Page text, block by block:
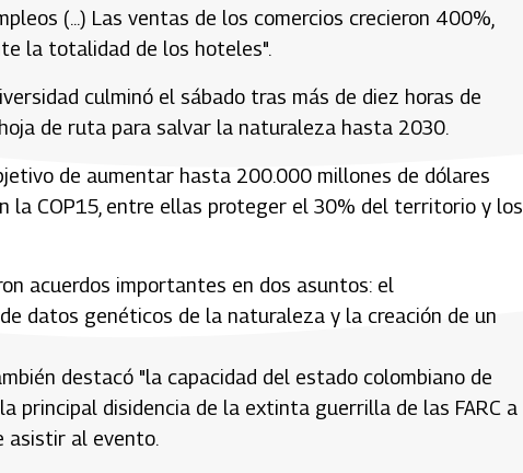
(...) Las ventas de los comercios crecieron 400%,
la totalidad de los hoteles".
culminó el sábado tras más de diez horas de
de ruta para salvar la naturaleza hasta 2030.
de aumentar hasta 200.000 millones de dólares
la COP15, entre ellas proteger el 30% del territorio y los
acuerdos importantes en dos asuntos: el
datos genéticos de la naturaleza y la creación de un
destacó "la capacidad del estado colombiano de
principal disidencia de la extinta guerrilla de las FARC a
asistir al evento.